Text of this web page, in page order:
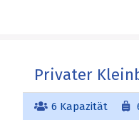
Privater
6 Kapazität